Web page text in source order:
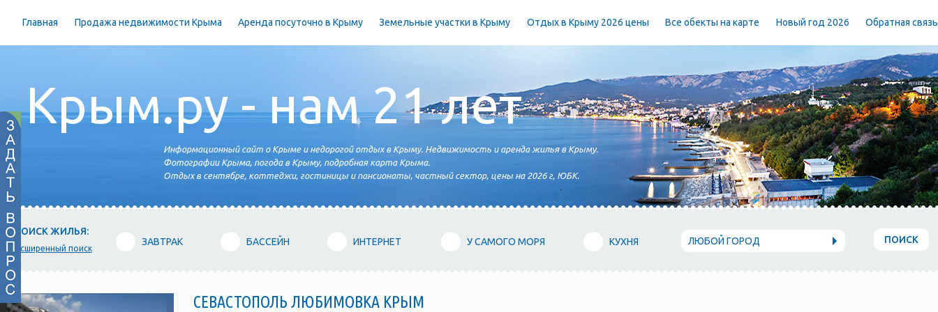
Главная Продажа недвижимости Крыма Аренда посуточно в Крыму Земельные участки в Крыму Отдых в Крыму 2026 цены Все обекты на карте Новый год 2026 Обратная связь
Крым.ру - нам 21 лет
Информационный сайт о Крыме и недорогой отдых в Крыму. Недвижимость и аренда жилья в Крыму.
Фотографии Крыма, погода в Крыму, подробная карта Крыма.
Отдых в сентябре, коттеджи, гостиницы и пансионаты, частный сектор, цены на 2026 г, ЮБК.
ПОИСК ЖИЛЬЯ:
расширенный поиск
ЗАВТРАК БАССЕЙН ИНТЕРНЕТ У САМОГО МОРЯ КУХНЯ ЛЮБОЙ ГОРОД ПОИСК
СЕВАСТОПОЛЬ ЛЮБИМОВКА КРЫМ